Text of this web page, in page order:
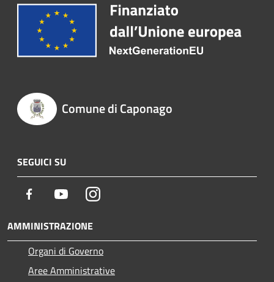
Comune di Caponago
SEGUICI SU
Facebook YoutubeInstagram
AMMINISTRAZIONE
Organi di Governo
Aree Amministrative